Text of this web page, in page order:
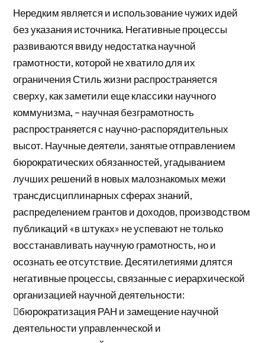
Нередким является и использование чужих идей
без указания источника. Негативные процессы
развиваются ввиду недостатка научной
грамотности, которой не хватило для их
ограничения Стиль жизни распространяется
сверху, как заметили еще классики научного
коммунизма, – научная безграмотность
распространяется с научно-распорядительных
высот. Научные деятели, занятые отправлением
бюрократических обязанностей, угадыванием
лучших решений в новых малознакомых межи
трансдисциплинарных сферах знаний,
распределением грантов и доходов, производством
публикаций «в штуках» не успевают не только
восстанавливать научную грамотность, но и
осознать ее отсутствие. Десятилетиями длятся
негативные процессы, связанные с иерархической
организацией научной деятельности:
бюрократизация РАН и замещение научной
деятельности управленческой и